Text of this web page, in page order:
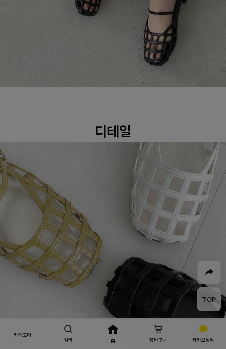
디테일
TOP
카테고리
검색
홈 장바구니 카카오상담